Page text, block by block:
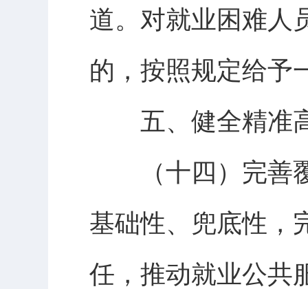
道。对就业困难人
的，按照规定给予
五、健全精准高
（十四）完善覆
基础性、兜底性，
任，推动就业公共